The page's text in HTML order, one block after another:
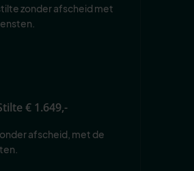
zonder afscheid met
€ 1.649,-
afscheid, met de